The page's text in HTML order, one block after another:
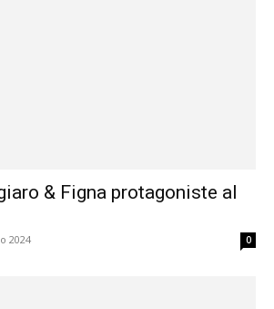
& Figna protagoniste al
2024 0